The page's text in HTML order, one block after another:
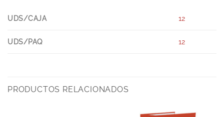
UDS/CAJA 12
UDS/PAQ 12
PRODUCTOS RELACIONADOS